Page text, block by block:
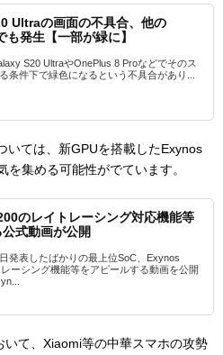
Ultraの画面の不具合、他の
発生【一部が緑に】
S20 UltraやOnePlus 8 Proなどでそのス
条件下で緑色になるという不具合があり...
いては、新GPUを搭載したExynos
集める可能性がでています。
のレイトレーシング対応機能等
式動画が公開
発表したばかりの最上位SoC、Exynos
ーシング機能等をアピールする動画を公開
て、Xiaomi等の中華スマホの攻勢